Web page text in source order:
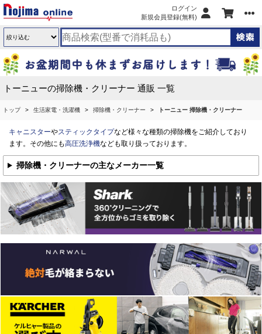
ログイン
新規会員登録(無料)
トーニューの掃除機・クリーナー 通販 一覧
トップ 生活家電・洗濯機 掃除機・クリーナー トーニュー 掃除機・クリーナー
キャニスターやスティックタイプなど様々な種類の掃除機をご紹介しており
ます。その他にも高圧洗浄機なども取り扱っております。
掃除機・クリーナーの主なメーカー一覧